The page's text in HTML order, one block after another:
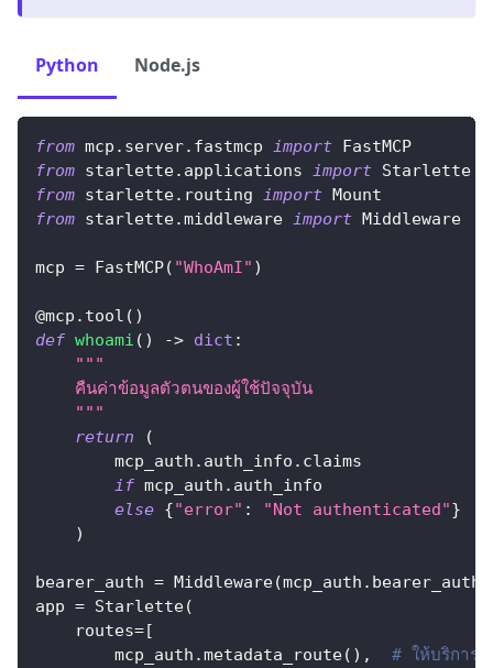
Python Node.js
from mcp . server. fastmcp import FastMCP
from starlette. applications import Starlette
from starlette. routing import Mount
from starlette.middleware import Middleware
mcp = FastMCP( "WhoAmI" )
@mcp . tool ( )
def whoami ( ) -> dict :
"""
    คืนค่าข้อมูลตัวตนของผู้ใช้ปัจจุบัน
    """
return
(
        mcp_auth
. auth_info . claims
if mcp_auth . auth_info
else {"error" : "Not authenticated"}
)
bearer_auth = Middleware(mcp_auth .
app = Starlette(
    routes
= [
        mcp_auth
.metadata_route( ) ,
# ให้บริการ